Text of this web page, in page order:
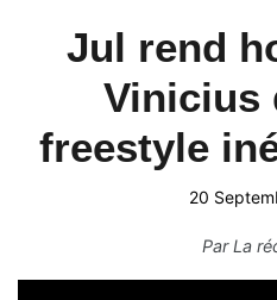
Jul rend
Vinicius
freestyle
20
ParLa